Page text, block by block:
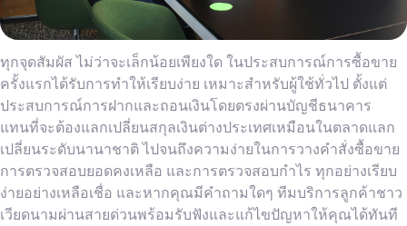
ทุกจุดสัมผัส ไม่ว่าจะเล็กน้อยเพียงใด ในประสบการณ์การซื้อขาย
ครั้งแรกได้รับการทำให้เรียบง่าย เหมาะสำหรับผู้ใช้ทั่วไป ตั้งแต่
ประสบการณ์การฝากและถอนเงินโดยตรงผ่านบัญชีธนาคาร
แทนที่จะต้องแลกเปลี่ยนสกุลเงินต่างประเทศเหมือนในตลาดแลก
เปลี่ยนระดับนานาชาติ ไปจนถึงความง่ายในการวางคำสั่งซื้อขาย
การตรวจสอบยอดคงเหลือ และการตรวจสอบกำไร ทุกอย่างเรียบ
ง่ายอย่างเหลือเชื่อ และหากคุณมีคำถามใดๆ ทีมบริการลูกค้าชาว
เวียดนามผ่านสายด่วนพร้อมรับฟังและแก้ไขปัญหาให้คุณได้ทันที